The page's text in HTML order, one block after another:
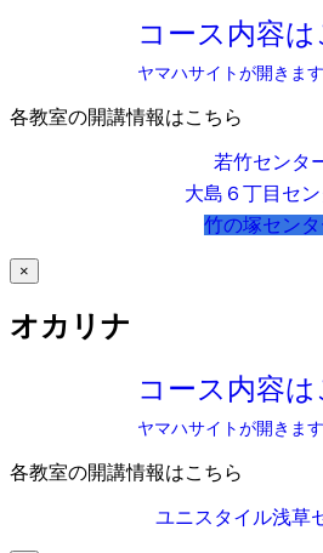
コース内容は
ヤマハサイトが開きます
各教室の開講情報はこちら
若竹センタ
大島６丁目セ
竹の塚センタ
×
オカリナ
コース内容は
ヤマハサイトが開きます
各教室の開講情報はこちら
ユニスタイル浅草